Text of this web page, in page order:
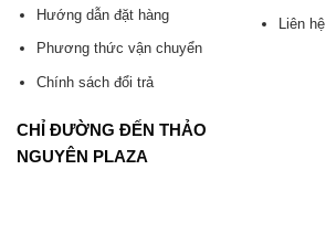
Hướng dẫn đặt hàng
Phương thức vận chuyển
Chính sách đổi trả
Liên hệ
CHỈ ĐƯỜNG ĐẾN THẢO
NGUYÊN PLAZA